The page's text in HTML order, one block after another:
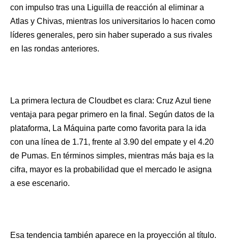
con impulso tras una Liguilla de reacción al eliminar a
Atlas y Chivas, mientras los universitarios lo hacen como
líderes generales, pero sin haber superado a sus rivales
en las rondas anteriores. ​
La primera lectura de Cloudbet es clara: Cruz Azul tiene
ventaja para pegar primero en la final. Según datos de la
plataforma, La Máquina parte como favorita para la ida
con una línea de 1.71, frente al 3.90 del empate y el 4.20
de Pumas. En términos simples, mientras más baja es la
cifra, mayor es la probabilidad que el mercado le asigna
a ese escenario.
Esa tendencia también aparece en la proyección al título.